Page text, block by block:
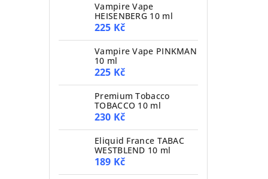
Vampire Vape
HEISENBERG 10 ml
225 Kč
Vampire Vape PINKMAN
10 ml
225 Kč
Premium Tobacco
TOBACCO 10 ml
230 Kč
Eliquid France TABAC
WESTBLEND 10 ml
189 Kč